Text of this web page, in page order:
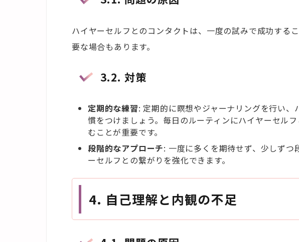
ハイヤーセルフとのコンタクトは、一度の試みで成功する
要な場合もあります。
3.2. 対策
定期的な練習: 定期的に瞑想やジャーナリングを行い
慣をつけましょう。毎日のルーティンにハイヤーセル
むことが重要です。
段階的なアプローチ: 一度に多くを期待せず、少しず
ーセルフとの繋がりを強化できます。
4. 自己理解と内観の不足